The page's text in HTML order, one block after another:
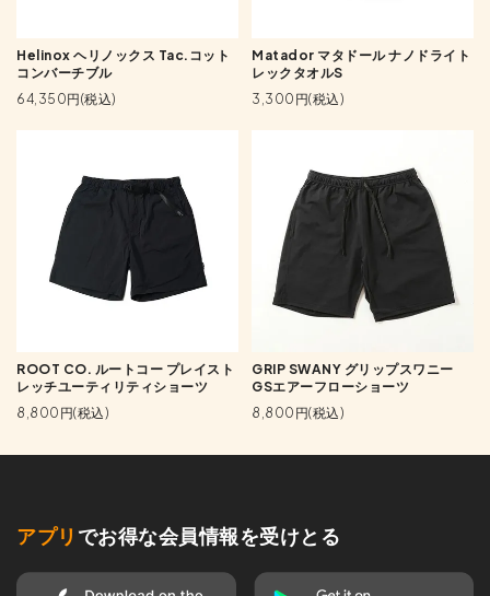
Helinox ヘリノックス Tac.コット
コンバーチブル
64,350円(税込)
Matador マタドール ナノドライト
レックタオルS
3,300円(税込)
ROOT CO. ルートコー プレイスト
レッチユーティリティショーツ
8,800円(税込)
GRIP SWANY グリップスワニー
GSエアーフローショーツ
8,800円(税込)
アプリ でお得な会員情報を受けとる